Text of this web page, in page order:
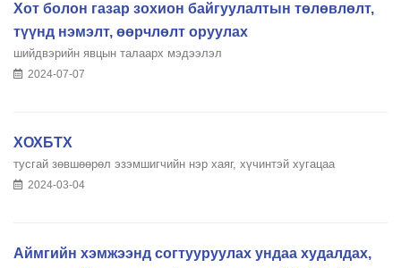
Хот болон газар зохион байгуулалтын төлөвлөлт,
түүнд нэмэлт, өөрчлөлт оруулах
шийдвэрийн явцын талаарх мэдээлэл
2024-07-07
ХОХБТХ
тусгай зөвшөөрөл эзэмшигчийн нэр хаяг, хүчинтэй хугацаа
2024-03-04
Аймгийн хэмжээнд согтууруулах ундаа худалдах,